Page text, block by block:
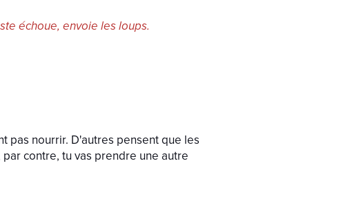
échoue, envoie les loups.
pas nourrir. D'autres pensent que les
contre, tu vas prendre une autre